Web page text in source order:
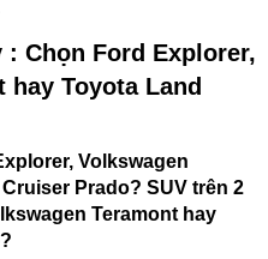
: Chọn Ford Explorer,
hay Toyota Land
Volkswagen
Prado? SUV trên 2
Teramont hay